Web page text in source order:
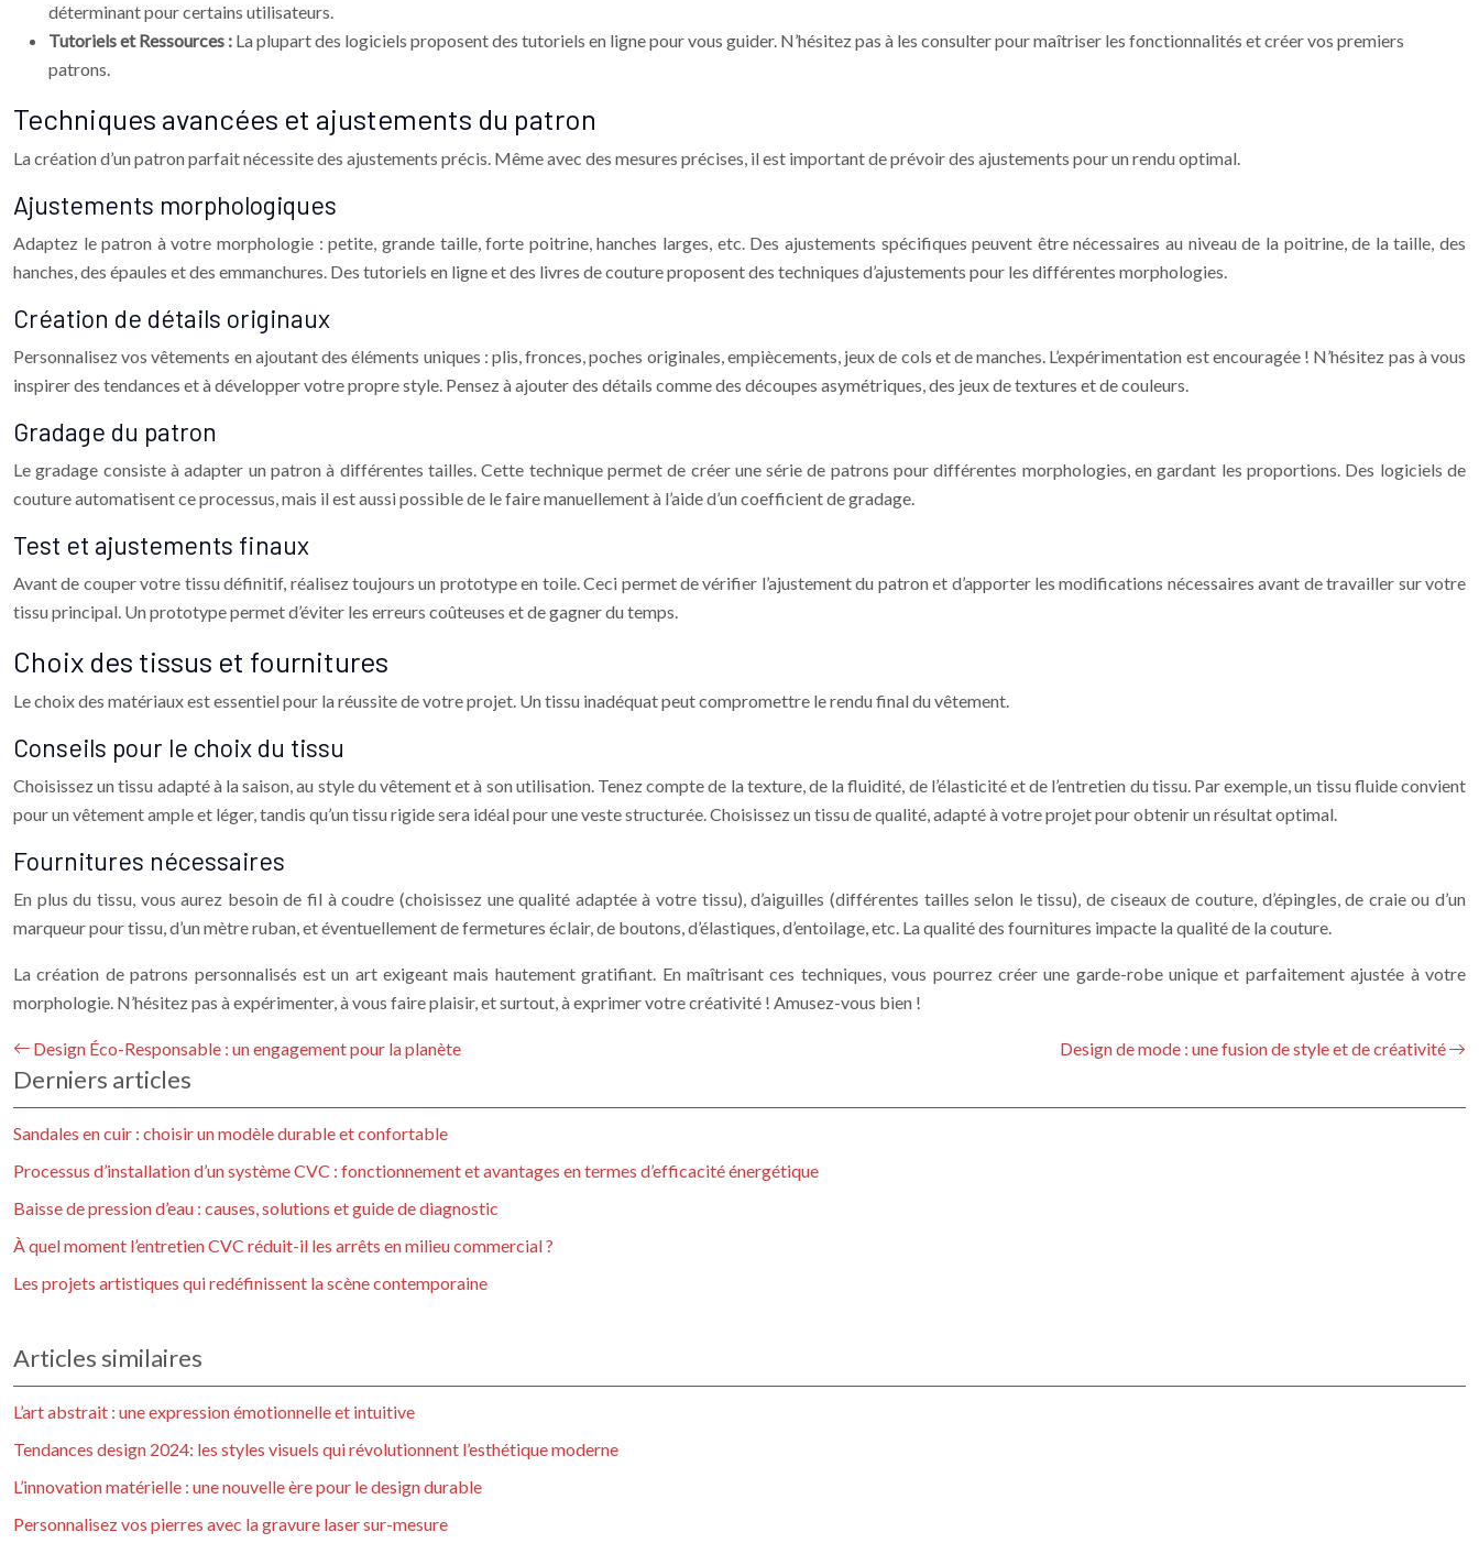
déterminant pour certains utilisateurs.
Tutoriels et Ressources : La plupart des logiciels proposent des tutoriels en ligne pour vous guider. N’hésitez pas à les consulter pour maîtriser les fonctionnalités et créer vos premiers
patrons.
Techniques avancées et ajustements du patron
La création d’un patron parfait nécessite des ajustements précis. Même avec des mesures précises, il est important de prévoir des ajustements pour un rendu optimal.
Ajustements morphologiques
Adaptez le patron à votre morphologie : petite, grande taille, forte poitrine, hanches larges, etc. Des ajustements spécifiques peuvent être nécessaires au niveau de la poitrine, de la taille, des
hanches, des épaules et des emmanchures. Des tutoriels en ligne et des livres de couture proposent des techniques d’ajustements pour les différentes morphologies.
Création de détails originaux
Personnalisez vos vêtements en ajoutant des éléments uniques : plis, fronces, poches originales, empiècements, jeux de cols et de manches. L’expérimentation est encouragée ! N’hésitez pas à vous
inspirer des tendances et à développer votre propre style. Pensez à ajouter des détails comme des découpes asymétriques, des jeux de textures et de couleurs.
Gradage du patron
Le gradage consiste à adapter un patron à différentes tailles. Cette technique permet de créer une série de patrons pour différentes morphologies, en gardant les proportions. Des logiciels de
couture automatisent ce processus, mais il est aussi possible de le faire manuellement à l’aide d’un coefficient de gradage.
Test et ajustements finaux
Avant de couper votre tissu définitif, réalisez toujours un prototype en toile. Ceci permet de vérifier l’ajustement du patron et d’apporter les modifications nécessaires avant de travailler sur votre
tissu principal. Un prototype permet d’éviter les erreurs coûteuses et de gagner du temps.
Choix des tissus et fournitures
Le choix des matériaux est essentiel pour la réussite de votre projet. Un tissu inadéquat peut compromettre le rendu final du vêtement.
Conseils pour le choix du tissu
Choisissez un tissu adapté à la saison, au style du vêtement et à son utilisation. Tenez compte de la texture, de la fluidité, de l’élasticité et de l’entretien du tissu. Par exemple, un tissu fluide convient
pour un vêtement ample et léger, tandis qu’un tissu rigide sera idéal pour une veste structurée. Choisissez un tissu de qualité, adapté à votre projet pour obtenir un résultat optimal.
Fournitures nécessaires
En plus du tissu, vous aurez besoin de fil à coudre (choisissez une qualité adaptée à votre tissu), d’aiguilles (différentes tailles selon le tissu), de ciseaux de couture, d’épingles, de craie ou d’un
marqueur pour tissu, d’un mètre ruban, et éventuellement de fermetures éclair, de boutons, d’élastiques, d’entoilage, etc. La qualité des fournitures impacte la qualité de la couture.
La création de patrons personnalisés est un art exigeant mais hautement gratifiant. En maîtrisant ces techniques, vous pourrez créer une garde-robe unique et parfaitement ajustée à votre
morphologie. N’hésitez pas à expérimenter, à vous faire plaisir, et surtout, à exprimer votre créativité ! Amusez-vous bien !
Design Éco-Responsable : un engagement pour la planète Design de mode : une fusion de style et de créativité
Derniers articles
Sandales en cuir : choisir un modèle durable et confortable
Processus d’installation d’un système CVC : fonctionnement et avantages en termes d’efficacité énergétique
Baisse de pression d’eau : causes, solutions et guide de diagnostic
À quel moment l’entretien CVC réduit-il les arrêts en milieu commercial ?
Les projets artistiques qui redéfinissent la scène contemporaine
Articles similaires
L’art abstrait : une expression émotionnelle et intuitive
Tendances design 2024: les styles visuels qui révolutionnent l’esthétique moderne
L’innovation matérielle : une nouvelle ère pour le design durable
Personnalisez vos pierres avec la gravure laser sur-mesure